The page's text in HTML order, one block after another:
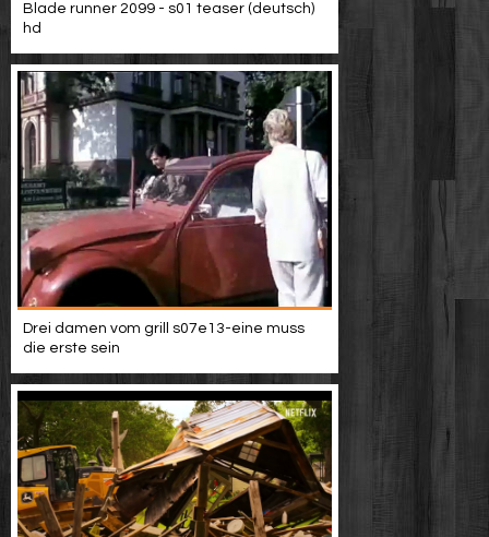
Blade runner 2099 - s01 teaser (deutsch)
hd
Drei damen vom grill s07e13-eine muss
die erste sein